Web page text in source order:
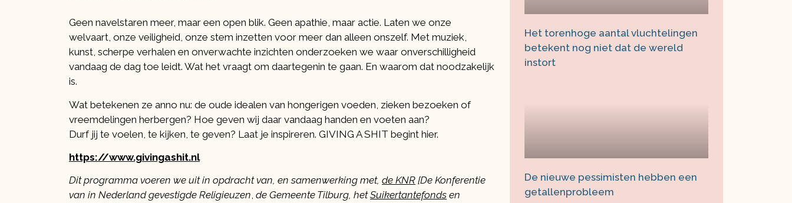
Geen navelstaren meer, maar een open blik. Geen apathie, maar actie. Laten we onze
welvaart, onze veiligheid, onze stem inzetten voor meer dan alleen onszelf. Met muziek,
kunst, scherpe verhalen en onverwachte inzichten onderzoeken we waar onverschilligheid
vandaag de dag toe leidt. Wat het vraagt om daartegenin te gaan. En waarom dat noodzakelijk
is.
Wat betekenen ze anno nu: de oude idealen van hongerigen voeden, zieken bezoeken of
vreemdelingen herbergen? Hoe geven wij daar vandaag handen en voeten aan?
Durf jij te voelen, te kijken, te geven? Laat je inspireren. GIVING A SHIT begint hier.
https://www.givingashit.nl
Dit programma voeren we uit in opdracht van, en samenwerking met, de KNR [De Konferentie
van in Nederland gevestigde Religieuzen, de Gemeente Tilburg, hetSuikertantefonds en
Het torenhoge aantal vluchtelingen
betekent nog niet dat de wereld
instort
De nieuwe pessimisten hebben een
getallenprobleem